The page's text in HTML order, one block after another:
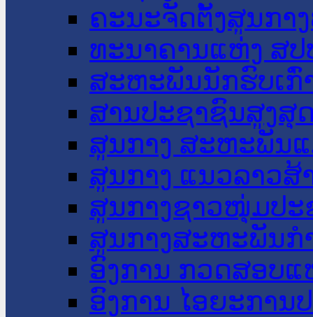
ຄະນະຈັດຕັ້ງສູນກາ
ທະນາຄານແຫ່ງ ສປ
ສະຫະພັນນັກຮົບເກົ່
ສານປະຊາຊົນສູງສຸ
ສູນກາງ ສະຫະພັນ
ສູນກາງ ແນວລາວສ້
ສູນກາງຊາວໜຸ່ມປະ
ສູນກາງສະຫະພັນກ
ອົງການ ກວດສອບແ
ອົງການ ໄອຍະການ